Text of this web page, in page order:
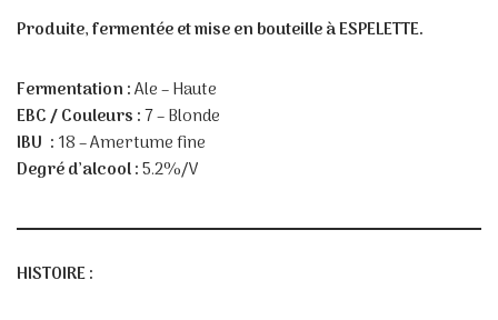
Produite, fermentée et mise en bouteille à ESPELETTE.
Fermentation :Ale – Haute
EBC / Couleurs :7 – Blonde
IBU : 18 – Amertume fine
Degré d’alcool :5.2%/V
HISTOIRE :